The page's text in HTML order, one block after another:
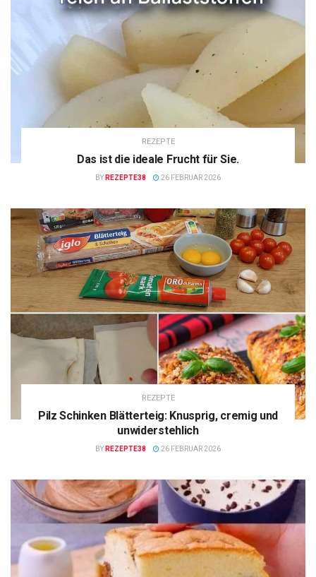
REZEPTE
Das ist die ideale Frucht für Sie.
BY REZEPTE38 26 FEBRUAR 2026
REZEPTE
Pilz Schinken Blätterteig: Knusprig, cremig und
unwiderstehlich
BY REZEPTE38 26 FEBRUAR 2026